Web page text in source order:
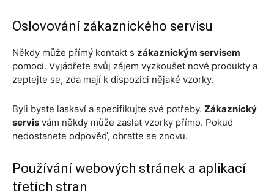
Oslovování zákaznického servisu
Někdy může přímý kontakt s zákaznickým servisem
pomoci. Vyjádřete svůj zájem vyzkoušet nové produkty a
zeptejte se, zda mají k dispozici nějaké vzorky.
Byli byste laskaví a specifikujte své potřeby. Zákaznický
servis vám někdy může zaslat vzorky přímo. Pokud
nedostanete odpověď, obraťte se znovu.
Používání webových stránek a aplikací
třetích stran